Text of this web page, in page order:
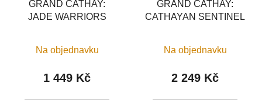
GRAND CATHAY:
JADE WARRIORS
Na objednavku
1 449 Kč
GRAND CATHAY:
CATHAYAN SENTINEL
Na objednavku
2 249 Kč